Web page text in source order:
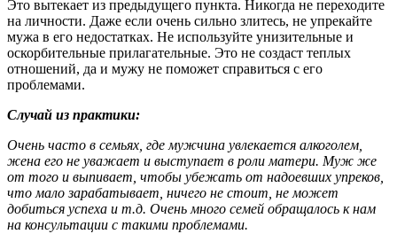
Это вытекает из предыдущего пункта. Никогда не переходите
на личности. Даже если очень сильно злитесь, не упрекайте
мужа в его недостатках. Не используйте унизительные и
оскорбительные прилагательные. Это не создаст теплых
отношений, да и мужу не поможет справиться с его
проблемами.
Случай из практики:
Очень часто в семьях, где мужчина увлекается алкоголем,
жена его не уважает и выступает в роли матери. Муж же
от того и выпивает, чтобы убежать от надоевших упреков,
что мало зарабатывает, ничего не стоит, не может
добиться успеха и т.д. Очень много семей обращалось к нам
на консультации с такими проблемами.